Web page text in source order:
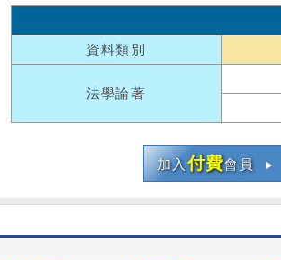
資料類別
法學論著
加入付費會員